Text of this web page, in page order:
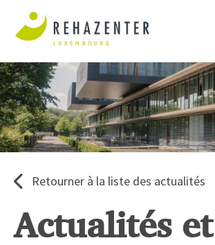
Actualités et
Retourner à la liste des actualités